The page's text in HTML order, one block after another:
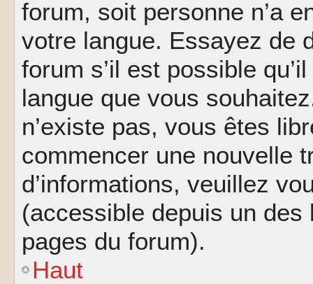
forum, soit personne n’a
votre langue. Essayez de
forum s’il est possible
langue que vous
n’existe pas, vous êtes
commencer une nouvelle
d’informations, veuillez
(accessible depuis un
pages du forum).
Haut